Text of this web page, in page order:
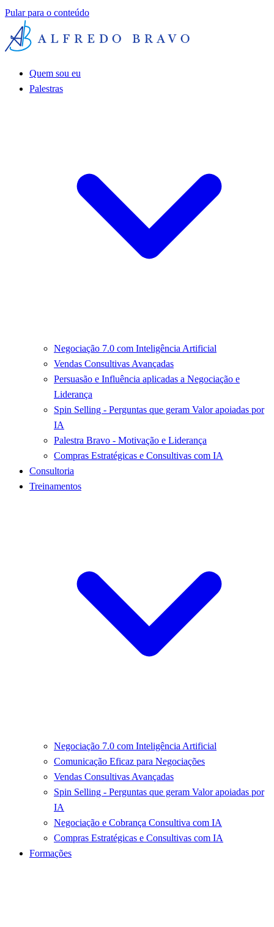
Pular para o conteúdo
Quem sou eu
Palestras
Negociação 7.0 com Inteligência Artificial
Vendas Consultivas Avançadas
Persuasão e Influência aplicadas a Negociação e
Liderança
Spin Selling - Perguntas que geram Valor apoiadas por
IA
Palestra Bravo - Motivação e Liderança
Compras Estratégicas e Consultivas com IA
Consultoria
Treinamentos
Negociação 7.0 com Inteligência Artificial
Comunicação Eficaz para Negociações
Vendas Consultivas Avançadas
Spin Selling - Perguntas que geram Valor apoiadas por
IA
Negociação e Cobrança Consultiva com IA
Compras Estratégicas e Consultivas com IA
Formações